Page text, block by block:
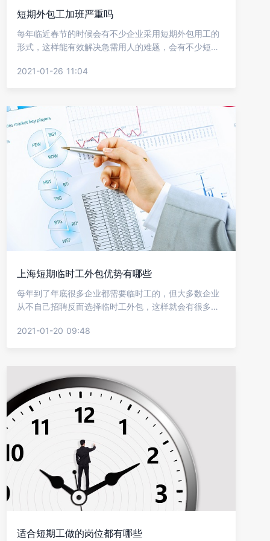
短期外包工加班严重吗
每年临近春节的时候会有不少企业采用短期外包用工的
形式，这样能有效解决急需用人的难题，会有不少短期
进行业岗位的情况来判断，下面就让金柚网来给我们介
2021-01-26 11:04
上海短期临时工外包优势有哪些
每年到了年底很多企业都需要临时工的，但大多数企业
从不自己招聘反而选择临时工外包，这样就会有很多企
么样?让金柚网详细介绍上海短期工人外包的优点。
2021-01-20 09:48
适合短期工做的岗位都有哪些